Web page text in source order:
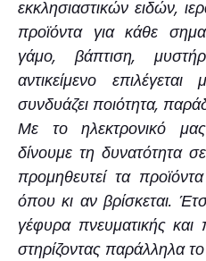
εκκλησιαστικών ειδών,
προϊόντα για κάθε
γάμο, βάπτιση,
αντικείμενο
συνδυάζει ποιότητα,
Με το ηλεκτρονικό
δίνουμε τη δυνατότητα
προμηθευτεί τα
όπου κι αν βρίσκεται.
γέφυρα πνευματικής και
στηρίζοντας παράλληλα